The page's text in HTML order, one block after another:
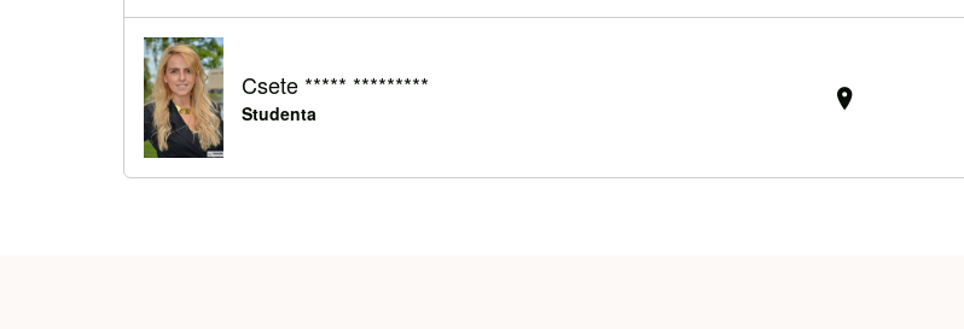
Csete ***** *********
Studenta